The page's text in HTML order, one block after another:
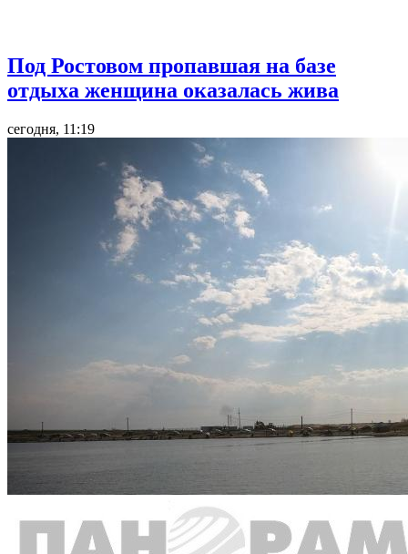
Под Ростовом пропавшая на базе
отдыха женщина оказалась жива
сегодня, 11:19